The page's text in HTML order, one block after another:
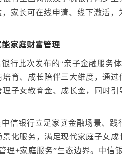
家长可在线申请、线下激活
家庭财富管理
行此次发布的“亲子金融服务
育、成长陪伴三大维度，通
子女教育金、成长金，同时
信银行立足家庭金融场景、践
化服务，满足现代家庭子女
理+家庭服务”生态边界。中信